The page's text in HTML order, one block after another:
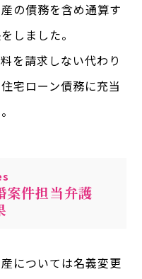
の債務を含め通算す
しました。
を請求しない代わり
宅ローン債務に充当
案件担当弁護
については名義変更